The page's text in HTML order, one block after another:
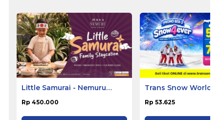
Little Samurai - Nemuru
Rp 450.000
Trans Snow World
Rp 53.625